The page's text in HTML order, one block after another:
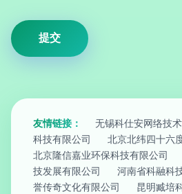
友情链接： 无锡科仕安网络技
科技有限公司
北京北纬四十六
北京隆信嘉业环保科技有限公司
技发展有限公司
河南省科融科
誉传奇文化有限公司
昆明臧培